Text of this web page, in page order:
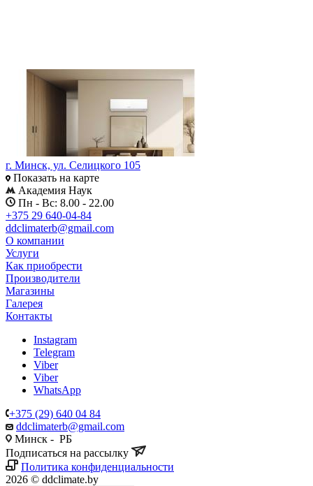
г. Минск, ул. Селицкого 105
Показать на карте
Академия Наук
Пн - Вс: 8.00 - 22.00
+375 29 640-04-84
ddclimaterb@gmail.com
О компании
Услуги
Как приобрести
Производители
Магазины
Галерея
Контакты
Instagram
Telegram
Viber
Viber
WhatsApp
+375 (29) 640 04 84
ddclimaterb@gmail.com
Минск - РБ
Подписаться на рассылку
Политика конфиденциальности
2026 © ddclimate.by